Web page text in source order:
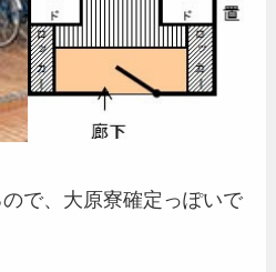
で、大原寮確定っぽいで